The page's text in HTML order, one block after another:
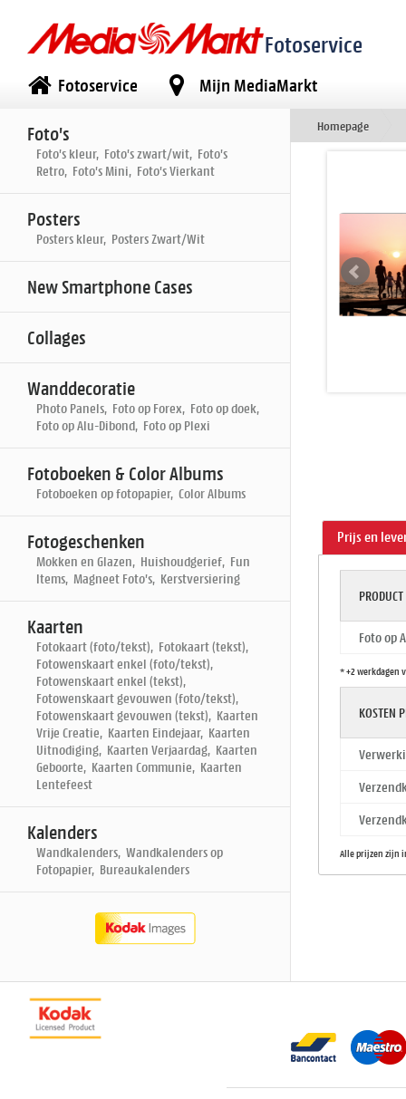
Fotoservice
Fotoservice Mijn MediaMarkt
Foto's
Foto's kleur, Foto's zwart/wit, Foto's
Retro, Foto's Mini, Foto's Vierkant
Posters
Posters kleur, Posters Zwart/Wit
New Smartphone Cases
Collages
Wanddecoratie
Photo Panels, Foto op Forex, Foto op doek,
Foto op Alu-Dibond, Foto op Plexi
Fotoboeken & Color Albums
Fotoboeken op fotopapier, Color Albums
Fotogeschenken
Mokken en Glazen, Huishoudgerief, Fun
Items, Magneet Foto's, Kerstversiering
Kaarten
Fotokaart (foto/tekst), Fotokaart (tekst),
Fotowenskaart enkel (foto/tekst),
Fotowenskaart enkel (tekst),
Fotowenskaart gevouwen (foto/tekst),
Fotowenskaart gevouwen (tekst), Kaarten
Vrije Creatie, Kaarten Eindejaar, Kaarten
Uitnodiging, Kaarten Verjaardag, Kaarten
Geboorte, Kaarten Communie, Kaarten
Lentefeest
Kalenders
Wandkalenders, Wandkalenders op
Fotopapier, Bureaukalenders
Homepage
Prijs en
PRODUCT
Foto op
* +2 werkdagen
KOSTEN
Alle prijzen zijn